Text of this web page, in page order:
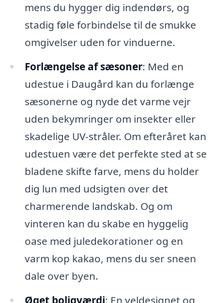
mens du hygger dig indendørs, og
stadig føle forbindelse til de smukke
omgivelser uden for vinduerne.
Forlængelse af sæsoner: Med en
udestue i Daugård kan du forlænge
sæsonerne og nyde det varme vejr
uden bekymringer om insekter eller
skadelige UV-stråler. Om efteråret kan
udestuen være det perfekte sted at se
bladene skifte farve, mens du holder
dig lun med udsigten over det
charmerende landskab. Og om
vinteren kan du skabe en hyggelig
oase med juledekorationer og en
varm kop kakao, mens du ser sneen
dale over byen.
Øget boligværdi: En veldesignet og